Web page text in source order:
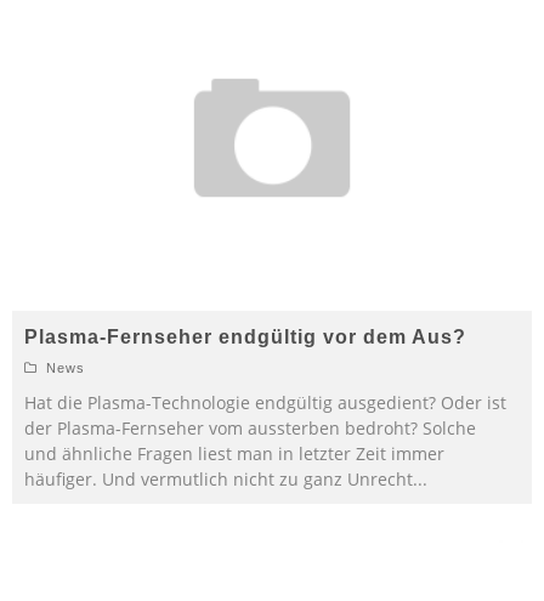
Plasma-Fernseher endgültig vor dem Aus?
News
Hat die Plasma-Technologie endgültig ausgedient? Oder ist
der Plasma-Fernseher vom aussterben bedroht? Solche
und ähnliche Fragen liest man in letzter Zeit immer
häufiger. Und vermutlich nicht zu ganz Unrecht...